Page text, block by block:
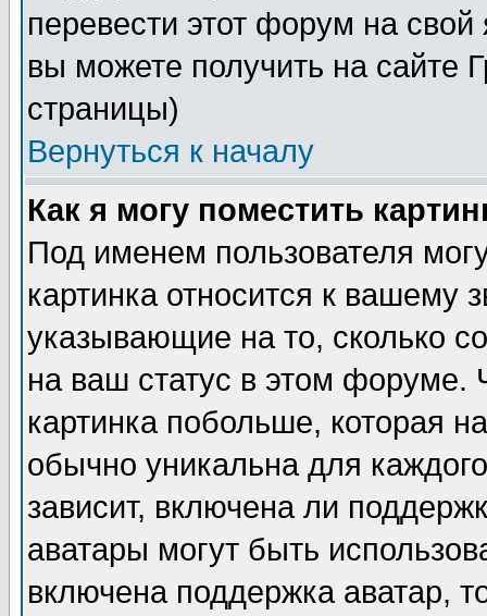
перевести этот форум на
вы можете получить на сайте
страницы)
Вернуться к началу
Как я могу поместить
Под именем пользователя
картинка относится к вашему
указывающие на то, сколько
на ваш статус в этом форуме.
картинка побольше, которая
обычно уникальна для
зависит, включена ли
аватары могут быть
включена поддержка аватар,